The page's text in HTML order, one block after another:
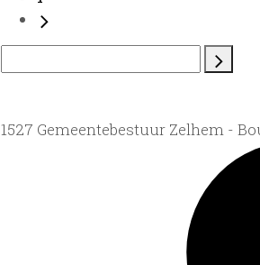
1527 Gemeentebestuur Zelhem -